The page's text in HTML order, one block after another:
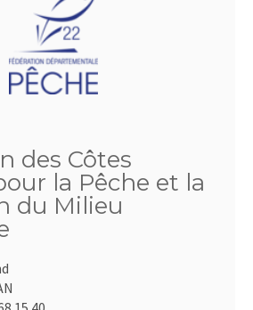
des Côtes
la Pêche et la
du Milieu